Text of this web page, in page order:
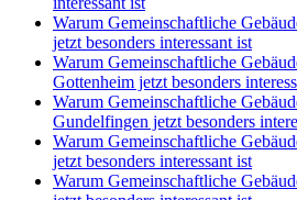
Warum Gemeinschaftliche
jetzt besonders interessant ist
Warum Gemeinschaftliche
Gottenheim jetzt besonders
Warum Gemeinschaftliche
Gundelfingen jetzt besonders
Warum Gemeinschaftliche
jetzt besonders interessant ist
Warum Gemeinschaftliche